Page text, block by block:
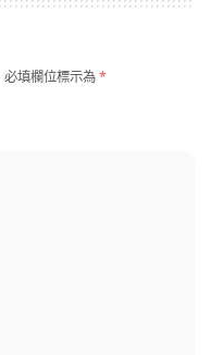
必填欄位標示為*